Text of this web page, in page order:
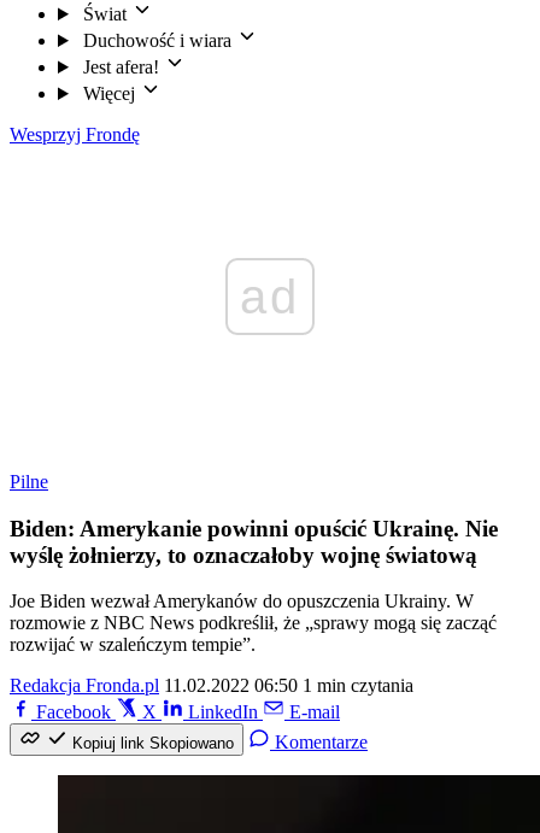
Świat
Duchowość i wiara
Jest afera!
Więcej
Wesprzyj Frondę
ad
Pilne
Biden: Amerykanie powinni opuścić Ukrainę. Nie
wyślę żołnierzy, to oznaczałoby wojnę światową
Joe Biden wezwał Amerykanów do opuszczenia Ukrainy. W
rozmowie z NBC News podkreślił, że „sprawy mogą się zacząć
rozwijać w szaleńczym tempie”.
Redakcja Fronda.pl 11.02.2022 06:50 1 min czytania
Facebook
X LinkedIn E-mail
Kopiuj link Skopiowano Komentarze